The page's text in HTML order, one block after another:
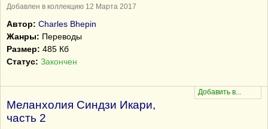
Добавлен в коллекцию 12 Марта 2017
Автор: Charles Bhepin
Жанры: Переводы
Размер: 485 Кб
Статус: Закончен
Меланхолия Синдзи Икари,
часть 2